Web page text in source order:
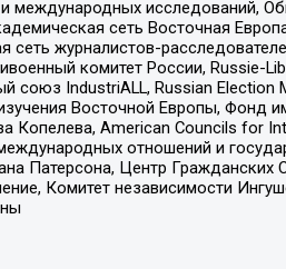
международных исследований,
сеть Восточная
журналистов-
комитет России, Russie-
союз IndustriALL, Russian Election
Восточной Европы, Фонд
American Councils for
отношений и
Патерсона, Центр
Комитет независимости